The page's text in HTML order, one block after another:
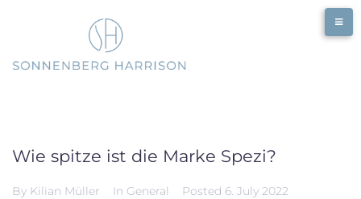
Wie spitze ist die Marke Spezi?
By Kilian Müller In General Posted 6. July 2022